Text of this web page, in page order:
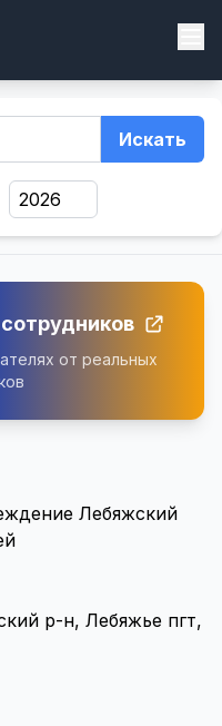
Искать
от реальных
Лебяжский
р-н, Лебяжье пгт,